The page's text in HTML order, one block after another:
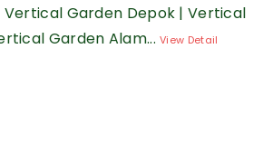
Vertical Garden Depok | Vertical
Garden Alam...View Detail